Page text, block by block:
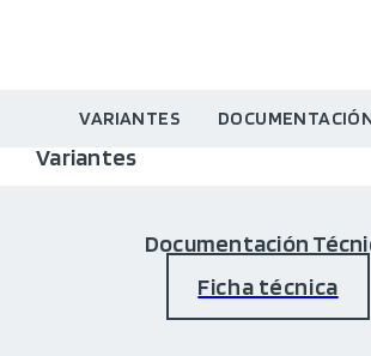
VARIANTES
Variantes
Documentación
Ficha técnica